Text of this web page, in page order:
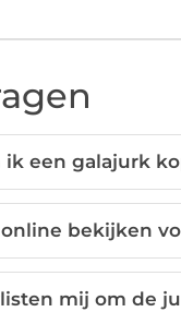
ik een galajurk
bekijken
mij om de